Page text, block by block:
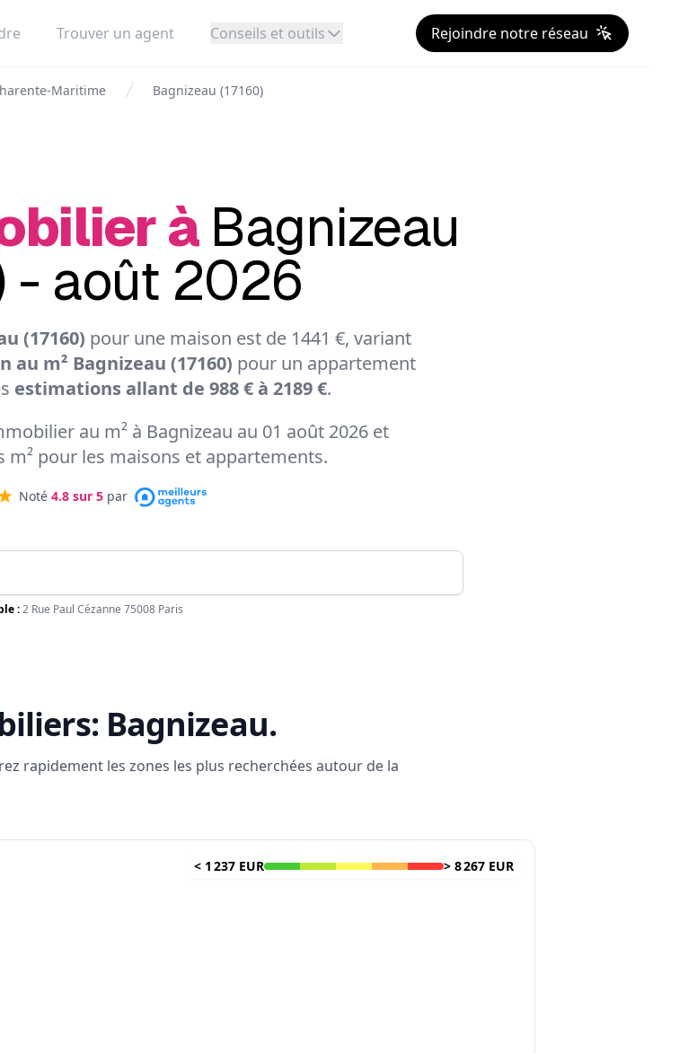
Trouver un agent Conseils et outils Rejoindre notre réseau
Maritime Bagnizeau (17160)
à Bagnizeau
- août 2026
(17160) pour une maison est de 1441 €, variant
au m² Bagnizeau (17160) pour un appartement
estimations allant de 988 € à 2189 €.
au m² à Bagnizeau au 01 août 2026 et
m² pour les maisons et appartements.
Noté 4.8 sur 5 par
:2 Rue Paul Cézanne 75008 Paris
Bagnizeau.
rapidement les zones les plus recherchées autour de la
< 1 237 EUR > 8 267 EUR